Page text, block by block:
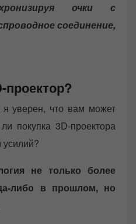
очки с
соединение,
уверен, что вам может
покупка 3D-проектора
усилий?
не только более
либо в прошлом, но